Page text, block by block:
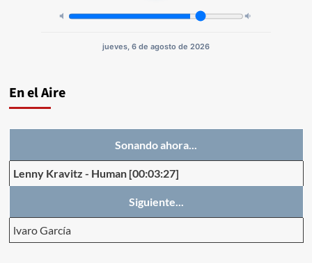
jueves, 6 de agosto de 2026
En el Aire
Sonando ahora...
Lenny Kravitz - Human [00:03:27]
Siguiente...
lvaro García